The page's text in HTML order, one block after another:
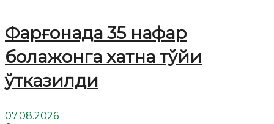
Фарғонада 35 нафар
болажонга хатна тўйи
ўтказилди
07.08.2026